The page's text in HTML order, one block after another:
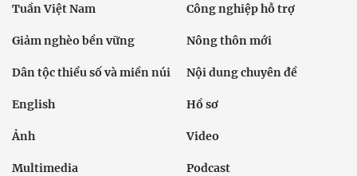
Tuần Việt Nam Công nghiệp hỗ trợ
Giảm nghèo bền vững Nông thôn mới
Dân tộc thiểu số và miền núi Nội dung chuyên đề
English Hồ sơ
Ảnh Video
Multimedia Podcast